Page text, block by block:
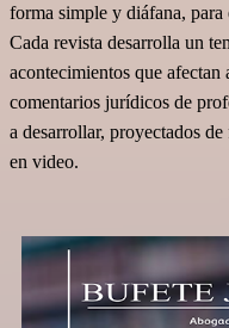
forma simple y diáfana,
Cada revista desarrolla un
acontecimientos que
comentarios jurídicos de
a desarrollar, proyectados
en video.